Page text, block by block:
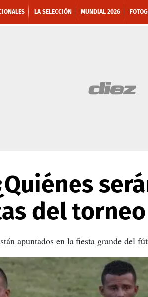
LA SELECCIÓN MUNDIAL 2026
¿Quiénes
del torneo
apuntados en la fiesta grande del